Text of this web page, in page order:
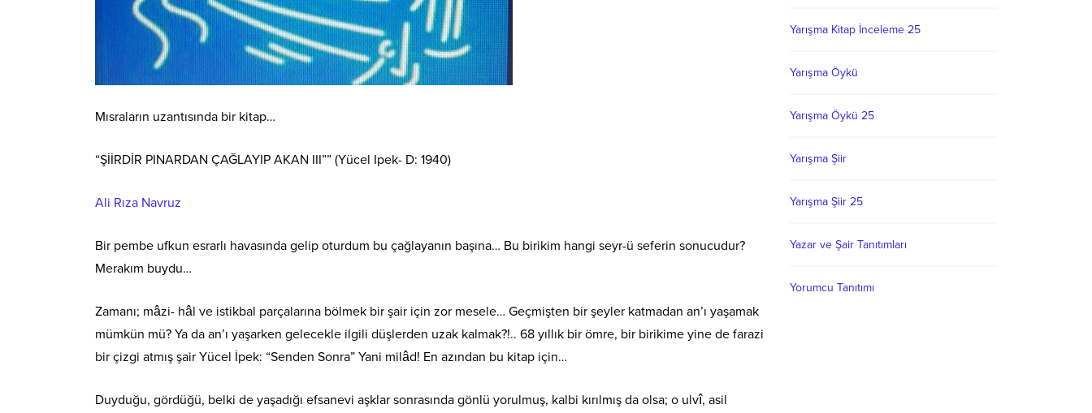
Mısraların uzantısında bir kitap…
“ŞİİRDİR PINARDAN ÇAĞLAYIP AKAN III”” (Yücel Ipek- D: 1940)
Ali Rıza Navruz
Bir pembe ufkun esrarlı havasında gelip oturdum bu çağlayanın başına… Bu birikim hangi seyr-ü seferin sonucudur?
Merakım buydu…
Zamanı; mâzi- hâl ve istikbal parçalarına bölmek bir şair için zor mesele… Geçmişten bir şeyler katmadan an’ı yaşamak
mümkün mü? Ya da an’ı yaşarken gelecekle ilgili düşlerden uzak kalmak?!.. 68 yıllık bir ömre, bir birikime yine de farazi
bir çizgi atmış şair Yücel İpek: “Senden Sonra” Yani milâd! En azından bu kitap için…
Duyduğu, gördüğü, belki de yaşadığı efsanevi aşklar sonrasında gönlü yorulmuş, kalbi kırılmış da olsa; o ulvî, asil
Yarışma Kitap İnceleme 25
Yarışma Öykü
Yarışma Öykü 25
Yarışma Şiir
Yarışma Şiir 25
Yazar ve Şair Tanıtımları
Yorumcu Tanıtımı